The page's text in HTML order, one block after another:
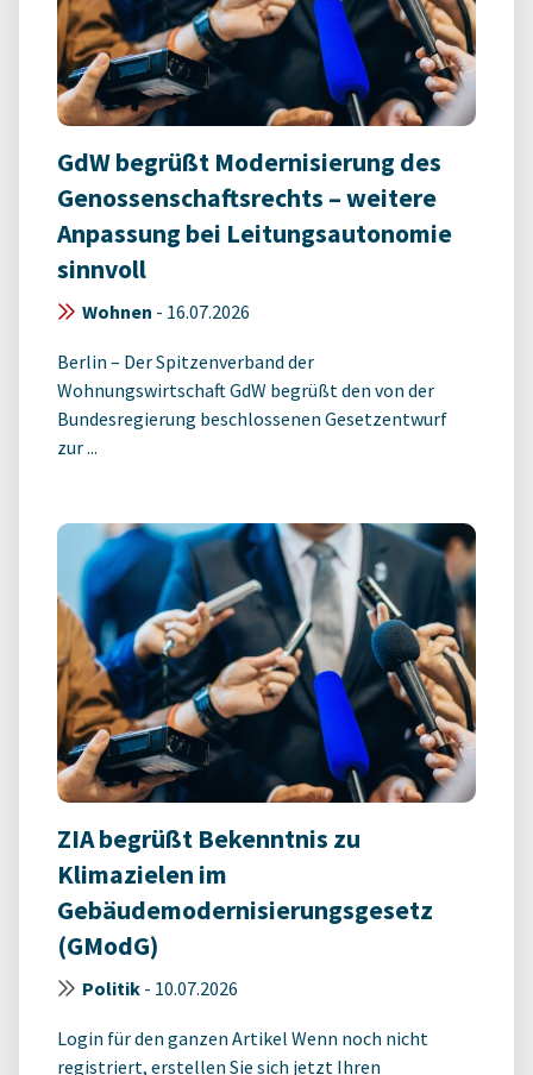
GdW begrüßt Modernisierung des
Genossenschaftsrechts – weitere
Anpassung bei Leitungsautonomie
sinnvoll
Wohnen - 16.07.2026
Berlin – Der Spitzenverband der
Wohnungswirtschaft GdW begrüßt den von der
Bundesregierung beschlossenen Gesetzentwurf
zur ...
ZIA begrüßt Bekenntnis zu
Klimazielen im
Gebäudemodernisierungsgesetz
(GModG)
Politik - 10.07.2026
Login für den ganzen Artikel Wenn noch nicht
registriert, erstellen Sie sich jetzt Ihren